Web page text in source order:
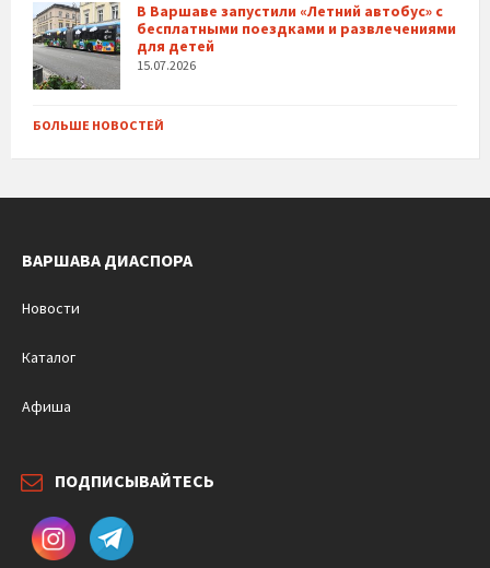
В Варшаве запустили «Летний автобус» с
бесплатными поездками и развлечениями
для детей
15.07.2026
БОЛЬШЕ НОВОСТЕЙ
ВАРШАВА ДИАСПОРА
Новости
Каталог
Афиша
ПОДПИСЫВАЙТЕСЬ